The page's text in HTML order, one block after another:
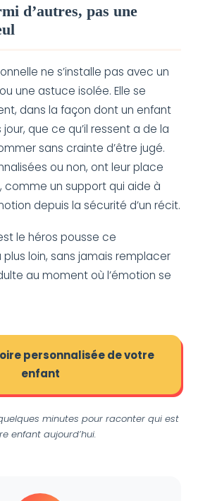
d’autres, pas une
ne s’installe pas avec un
une astuce isolée. Elle se
dans la façon dont un enfant
que ce qu’il ressent a de la
sans crainte d’être jugé.
ou non, ont leur place
comme un support qui aide à
depuis la sécurité d’un récit.
le héros pousse ce
loin, sans jamais remplacer
au moment où l’émotion se
personnalisée de votre
enfant
minutes pour raconter qui est
enfant aujourd’hui.